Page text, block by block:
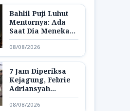
Bahlil Puji Luhut
Mentornya: Ada
Saat Dia Menekan,
Ada Saat Dia
Sayang-sayang
Saya
08/08/2026
7 Jam Diperiksa
Kejagung, Febrie
Adriansyah
Dibawa Lagi ke
Rutan KPK
08/08/2026